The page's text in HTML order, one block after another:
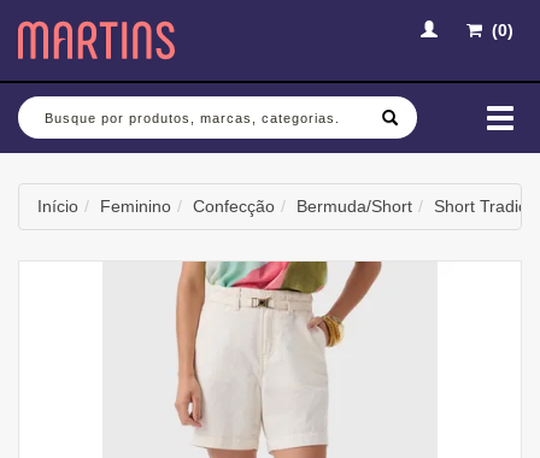
(0)
Busca
Início Feminino Confecção Bermuda/Short Short